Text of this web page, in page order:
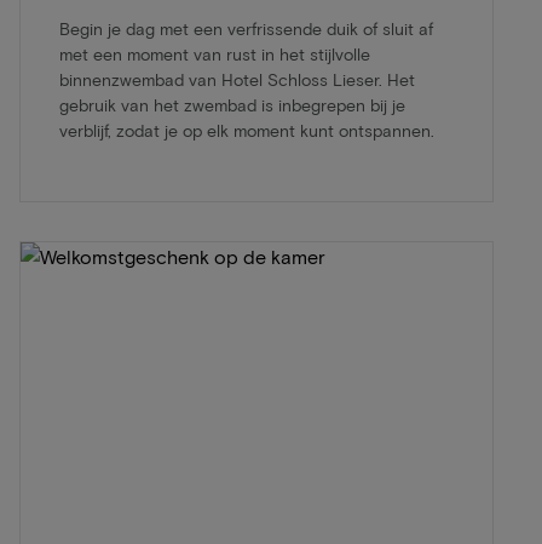
Begin je dag met een verfrissende duik of sluit af
met een moment van rust in het stijlvolle
binnenzwembad van Hotel Schloss Lieser. Het
gebruik van het zwembad is inbegrepen bij je
verblijf, zodat je op elk moment kunt ontspannen.